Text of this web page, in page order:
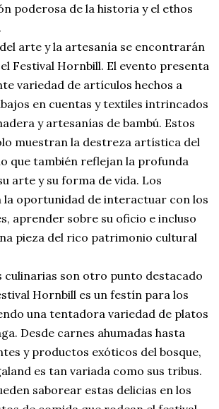
poderosa de la historia y el ethos
arte y la artesanía se encontrarán
Festival Hornbill. El evento presenta
variedad de artículos hechos a
en cuentas y textiles intrincados
y artesanías de bambú. Estos
muestran la destreza artística del
que también reflejan la profunda
arte y su forma de vida. Los
la oportunidad de interactuar con los
aprender sobre su oficio e incluso
pieza del rico patrimonio cultural
culinarias son otro punto destacado
Hornbill es un festín para los
una tentadora variedad de platos
Desde carnes ahumadas hasta
y productos exóticos del bosque,
es tan variada como sus tribus.
saborear estas delicias en los